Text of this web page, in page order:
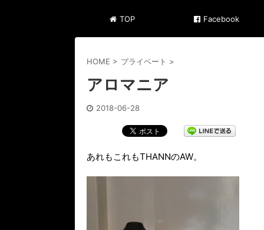
TOP Facebook
HOME > プライベート >
アロマニア
2018-06-28
あれもこれもTHANNのAW。